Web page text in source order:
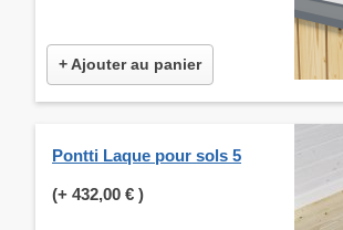
+ Ajouter au panier
Pontti Laque pour sols 5
(+ 432,00 € )